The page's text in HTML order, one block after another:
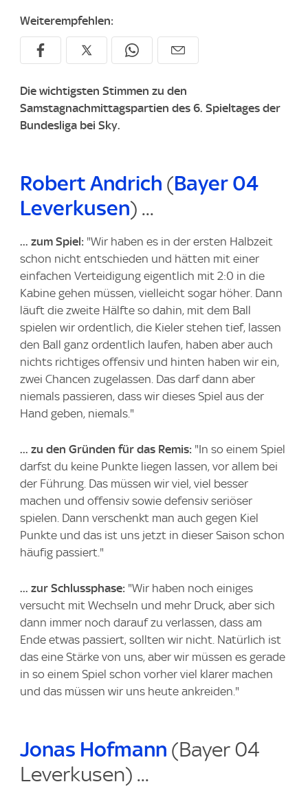
Weiterempfehlen:
Die wichtigsten Stimmen zu den
Samstagnachmittagspartien des 6. Spieltages der
Bundesliga bei Sky.
Robert Andrich (Bayer 04
Leverkusen) ...
... zum Spiel: "Wir haben es in der ersten Halbzeit
schon nicht entschieden und hätten mit einer
einfachen Verteidigung eigentlich mit 2:0 in die
Kabine gehen müssen, vielleicht sogar höher. Dann
läuft die zweite Hälfte so dahin, mit dem Ball
spielen wir ordentlich, die Kieler stehen tief, lassen
den Ball ganz ordentlich laufen, haben aber auch
nichts richtiges offensiv und hinten haben wir ein,
zwei Chancen zugelassen. Das darf dann aber
niemals passieren, dass wir dieses Spiel aus der
Hand geben, niemals."
... zu den Gründen für das Remis: "In so einem Spiel
darfst du keine Punkte liegen lassen, vor allem bei
der Führung. Das müssen wir viel, viel besser
machen und offensiv sowie defensiv seriöser
spielen. Dann verschenkt man auch gegen Kiel
Punkte und das ist uns jetzt in dieser Saison schon
häufig passiert."
... zur Schlussphase: "Wir haben noch einiges
versucht mit Wechseln und mehr Druck, aber sich
dann immer noch darauf zu verlassen, dass am
Ende etwas passiert, sollten wir nicht. Natürlich ist
das eine Stärke von uns, aber wir müssen es gerade
in so einem Spiel schon vorher viel klarer machen
und das müssen wir uns heute ankreiden."
Jonas Hofmann (Bayer 04
Leverkusen) ...